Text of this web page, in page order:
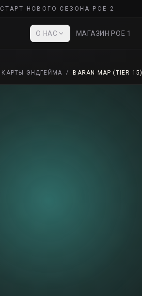
СТАРТ НОВОГО СЕЗОНА POE 2
О НАС МАГАЗИН POE 1
КАРТЫ ЭНДГЕЙМА / BARAN MAP (TIER 15)